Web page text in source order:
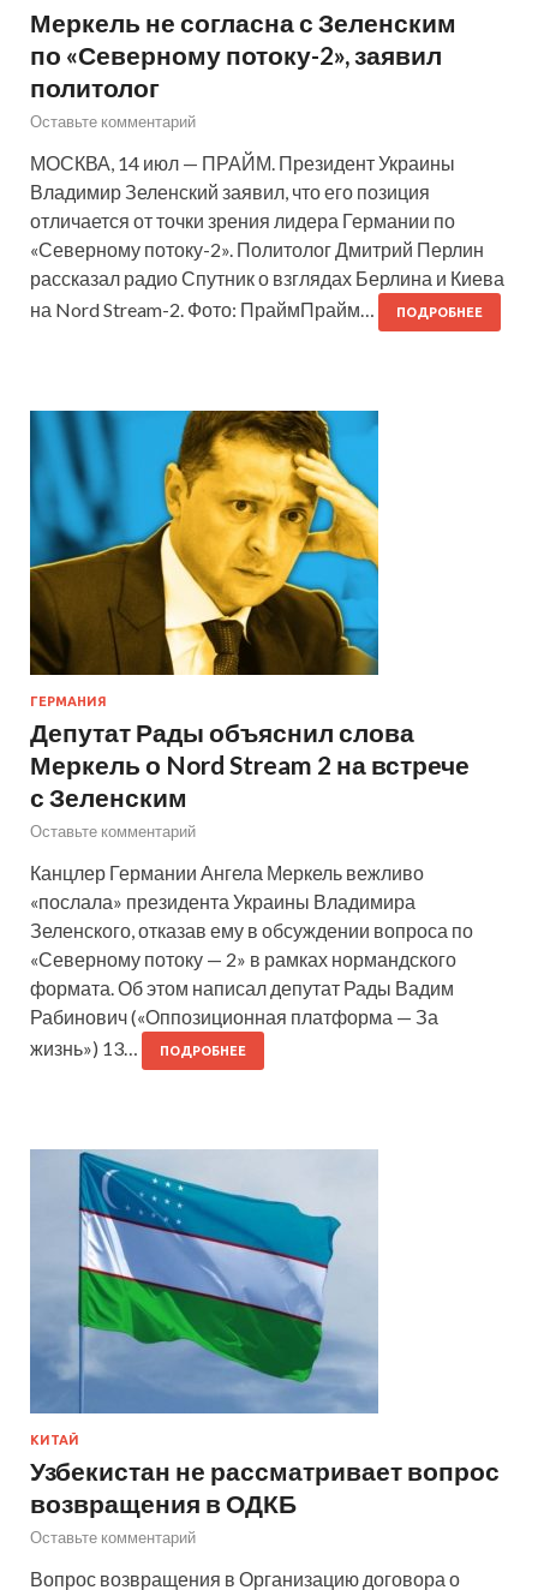
Меркель не согласна с Зеленским
по «Северному потоку-2», заявил
политолог
Оставьте комментарий
МОСКВА, 14 июл — ПРАЙМ. Президент Украины
Владимир Зеленский заявил, что его позиция
отличается от точки зрения лидера Германии по
«Северному потоку-2». Политолог Дмитрий Перлин
рассказал радио Спутник о взглядах Берлина и Киева
на Nord Stream-2. Фото: ПраймПрайм…
ПОДРОБНЕЕ
ГЕРМАНИЯ
Депутат Рады объяснил слова
Меркель о Nord Stream 2 на встрече
с Зеленским
Оставьте комментарий
Канцлер Германии Ангела Меркель вежливо
«послала» президента Украины Владимира
Зеленского, отказав ему в обсуждении вопроса по
«Северному потоку — 2» в рамках нормандского
формата. Об этом написал депутат Рады Вадим
Рабинович («Оппозиционная платформа — За
жизнь») 13…
ПОДРОБНЕЕ
КИТАЙ
Узбекистан не рассматривает вопрос
возвращения в ОДКБ
Оставьте комментарий
Вопрос возвращения в Организацию договора о